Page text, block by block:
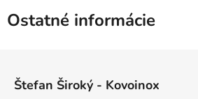
Ostatné informácie
Štefan Široký - Kovoinox